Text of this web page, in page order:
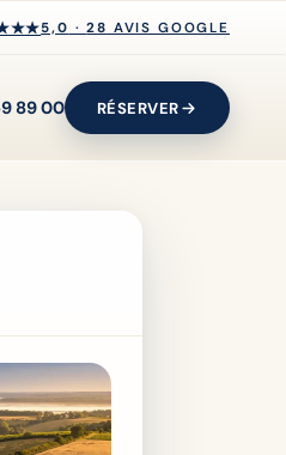
5,0 ·28 AVIS GOOGLE
89 00 RÉSERVER